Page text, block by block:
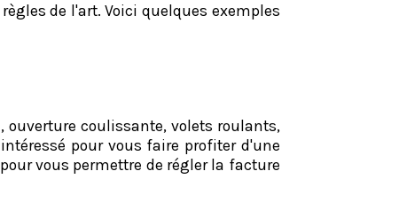
de l'art. Voici quelques exemples
coulissante, volets roulants,
pour vous faire profiter d'une
vous permettre de régler la facture